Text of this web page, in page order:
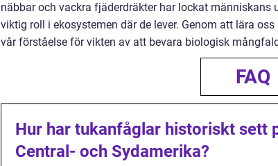
näbbar och vackra fjäderdräkter har lockat människans
viktig roll i ekosystemen där de lever. Genom att lära
vår förståelse för vikten av att bevara biologisk
FAQ
Hur har tukanfåglar historiskt sett
Central- och Sydamerika?